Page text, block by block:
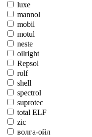
luxe
mannol
mobil
motul
neste
oilright
Repsol
rolf
shell
spectrol
suprotec
total ELF
zic
волга-ойл